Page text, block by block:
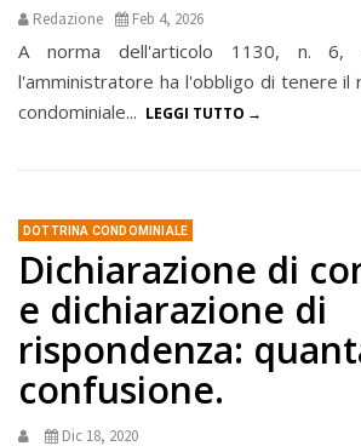
Redazione Feb 4, 2026
A norma dell'articolo 1130, n. 6,
l'amministratore ha l'obbligo di tenere il
condominiale... LEGGI TUTTO
DOTTRINA CONDOMINIALE
Dichiarazione di
e dichiarazione di
rispondenza:
confusione.
Dic 18, 2020